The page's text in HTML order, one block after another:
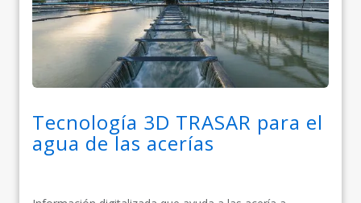
Tecnología 3D TRASAR para el
agua de las acería​​​​​​​s